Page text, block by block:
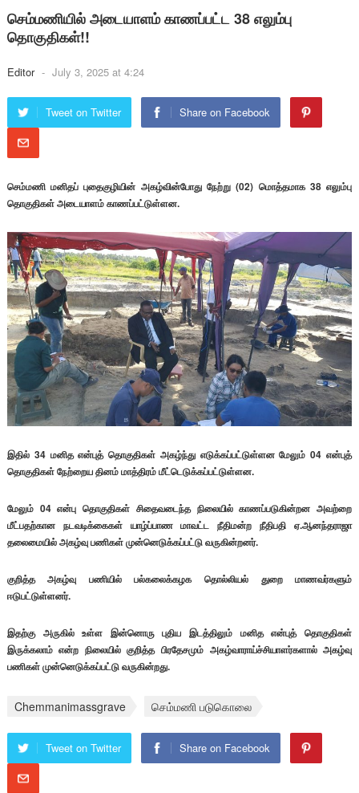
செம்மணியில் அடையாளம் காணப்பட்ட 38 எலும்பு
தொகுதிகள்!!
Editor - July 3, 2025 at 4:24
Tweet on Twitter Share on Facebook
செம்மணி மனிதப் புதைகுழியின் அகழ்வின்போது நேற்று (02) மொத்தமாக 38 எலும்பு
தொகுதிகள் அடையாளம் காணப்பட்டுள்ளன.
இதில் 34 மனித என்புத் தொகுதிகள் அகழ்ந்து எடுக்கப்பட்டுள்ளன மேலும் 04 என்புத்
தொகுதிகள் நேற்றைய தினம் மாத்திரம் மீட்டெடுக்கப்பட்டுள்ளன.
மேலும் 04 என்பு தொகுதிகள் சிதைவடைந்த நிலையில் காணப்படுகின்றன அவற்றை
மீட்பதற்கான நடவடிக்கைகள் யாழ்ப்பாண மாவட்ட நீதிமன்ற நீதிபதி ஏ.ஆனந்தராஜா
தலைமையில் அகழ்வு பணிகள் முன்னெடுக்கப்பட்டு வருகின்றனர்.
குறித்த அகழ்வு பணியில் பல்கலைக்கழக தொல்லியல் துறை மாணவர்களும்
ஈடுபட்டுள்ளனர்.
இதற்கு அருகில் உள்ள இன்னொரு புதிய இடத்திலும் மனித என்புத் தொகுதிகள்
இருக்கலாம் என்ற நிலையில் குறித்த பிரதேசமும் அகழ்வாராய்ச்சியாளர்களால் அகழ்வு
பணிகள் முன்னெடுக்கப்பட்டு வருகின்றது.
Chemmanimassgrave செம்மணி படுகொலை
Tweet on Twitter Share on Facebook